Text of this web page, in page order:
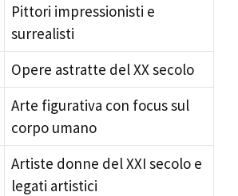
Pittori impressionisti e
surrealisti
Opere astratte del XX secolo
Arte figurativa con focus sul
corpo umano
Artiste donne del XXI secolo e
legati artistici